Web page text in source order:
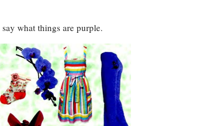
Учебники
Рудзитис Г.Е.,
Цветков Л. А.
Психология
Отношения,
what things are purple.